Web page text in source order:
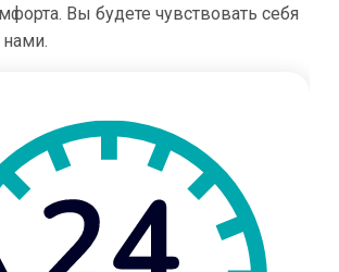
Вы будете чувствовать себя